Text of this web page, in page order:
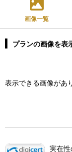
画像一覧
プランの画像を表
表示できる画像があ
実在